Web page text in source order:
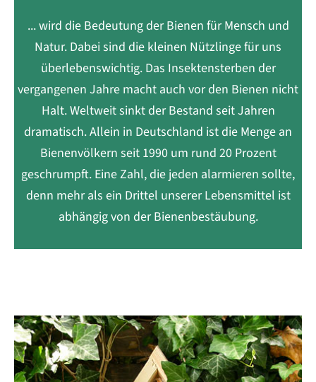
... wird die Bedeutung der Bienen für Mensch und
Natur. Dabei sind die kleinen Nützlinge für uns
überlebenswichtig. Das Insektensterben der
vergangenen Jahre macht auch vor den Bienen nicht
Halt. Weltweit sinkt der Bestand seit Jahren
dramatisch. Allein in Deutschland ist die Menge an
Bienenvölkern seit 1990 um rund 20 Prozent
geschrumpft. Eine Zahl, die jeden alarmieren sollte,
denn mehr als ein Drittel unserer Lebensmittel ist
abhängig von der Bienenbestäubung.